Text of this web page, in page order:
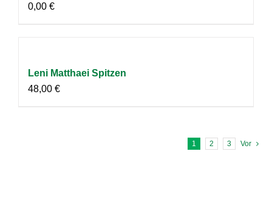
0,00 €
Leni Matthaei Spitzen
48,00 €
1 2 3 Vor